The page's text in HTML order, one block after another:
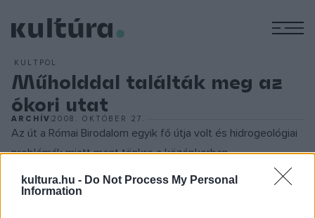
kultura.hu - Do Not Process My Personal
Information
KULTPOL
Műholddal találták meg az
ókori utat
ARCHÍV2008. OKTÓBER 27.
Az út a Római Birodalom egyik fő útja volt és hidrogeológiai
problémák miatt ment tönkre a középkorban.
Rekonstruálása 2005-ben indult meg egymillió eurós (270
millió forint) költségvetéssel, s a tervek szerint 2009-ben